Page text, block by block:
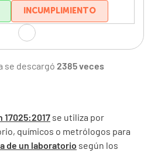
se utiliza por
químicos o metrólogos para
de un laboratorio según los
INCUMPLIMIENTO
imparcialidad
INCUMPLIMIENTO
se descargó 2385 veces